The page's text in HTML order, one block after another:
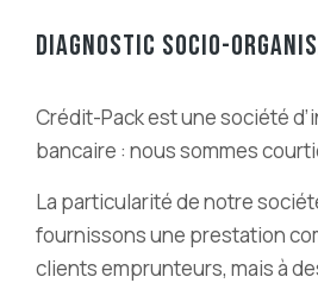
DIAGNOSTIC SOCIO-
Crédit-Pack est une société
bancaire : nous sommes
La particularité de notre
fournissons une prestation
clients emprunteurs, mais à